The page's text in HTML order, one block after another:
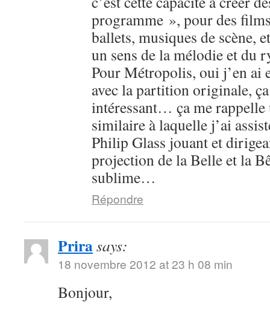
programme », pour des
ballets, musiques de scène,
un sens de la mélodie et du
Pour Métropolis, oui j’en ai
avec la partition originale,
intéressant… ça me rappelle
similaire à laquelle j’ai
Philip Glass jouant et
projection de la Belle et la
sublime…
Répondre
Prirasays:
18 novembre 2012 at 23 h 08 min
Bonjour,